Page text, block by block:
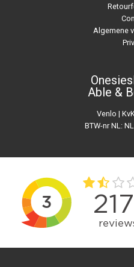
Algemene
Able &
Venlo |
BTW-nr NL: